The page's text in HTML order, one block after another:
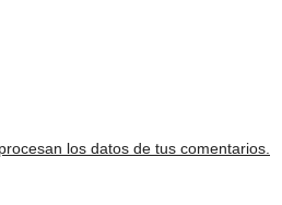
los datos de tus comentarios.